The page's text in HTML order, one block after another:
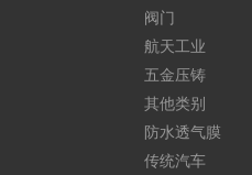
阀门
航天工业
五金压铸
其他类别
防水透气膜
传统汽车